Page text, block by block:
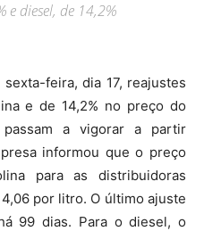
e diesel, de 14,2%
feira, dia 17, reajustes
e de 14,2% no preço do
a vigorar a partir
informou que o preço
para as distribuidoras
por litro. O último ajuste
99 dias. Para o diesel, o